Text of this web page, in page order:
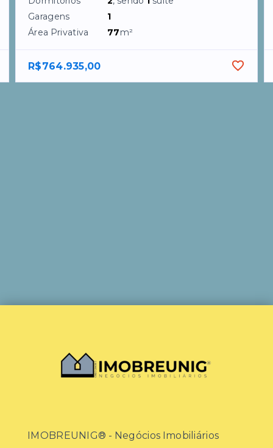
Garagens
1
Área Privativa
77m²
R$764.935,00
IMOBREUNIG® - Negócios Imobiliários